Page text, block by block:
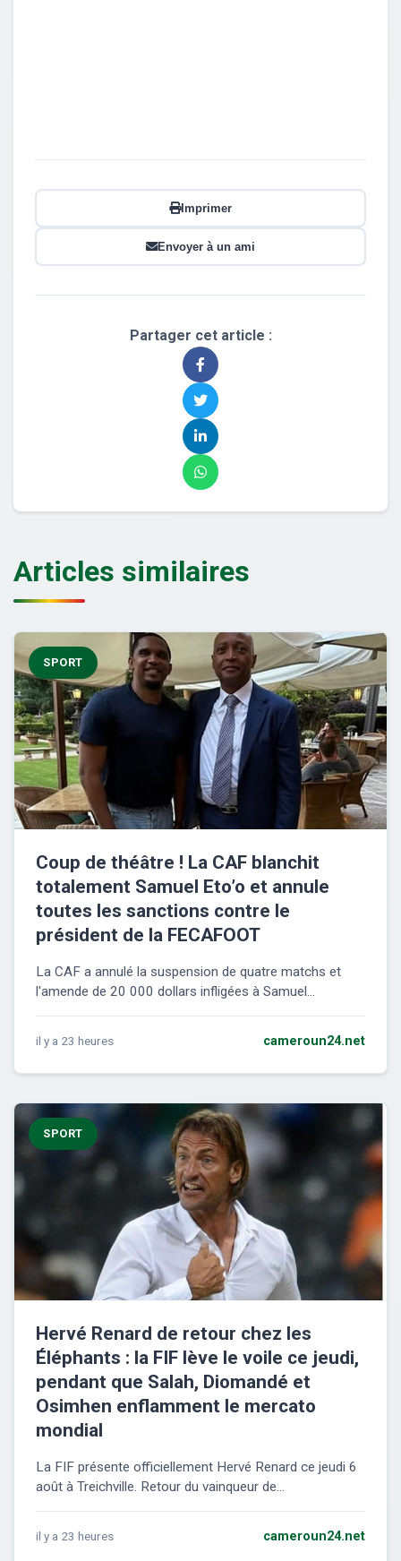
Imprimer
Envoyer à un ami
Partager cet article :
Articles similaires
SPORT
Coup de théâtre ! La CAF blanchit
totalement Samuel Eto’o et annule
toutes les sanctions contre le
président de la FECAFOOT
La CAF a annulé la suspension de quatre matchs et
l'amende de 20 000 dollars infligées à Samuel...
il y a 23 heures cameroun24.net
SPORT
Hervé Renard de retour chez les
Éléphants : la FIF lève le voile ce jeudi,
pendant que Salah, Diomandé et
Osimhen enflamment le mercato
mondial
La FIF présente officiellement Hervé Renard ce jeudi 6
août à Treichville. Retour du vainqueur de...
il y a 23 heures cameroun24.net